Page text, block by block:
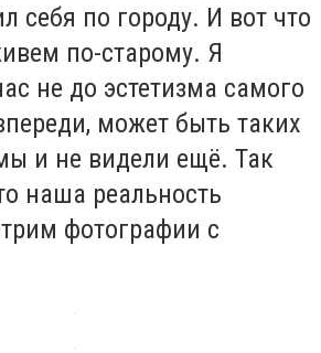
себя по городу. И вот что
по-старому. Я
не до эстетизма самого
может быть таких
и не видели ещё. Так
наша реальность
фотографии с